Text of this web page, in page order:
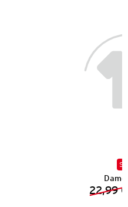
22,99 €